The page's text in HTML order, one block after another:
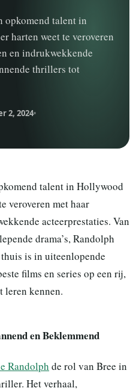
opkomend talent in
harten weet te veroveren
en indrukwekkende
thrillers tot
2, 2024
talent in Hollywood
veroveren met haar
acteerprestaties. Van
drama’s, Randolph
is in uiteenlopende
films en series op een rij,
leren kennen.
en Beklemmend
Randolph de rol van Bree in
Het verhaal,